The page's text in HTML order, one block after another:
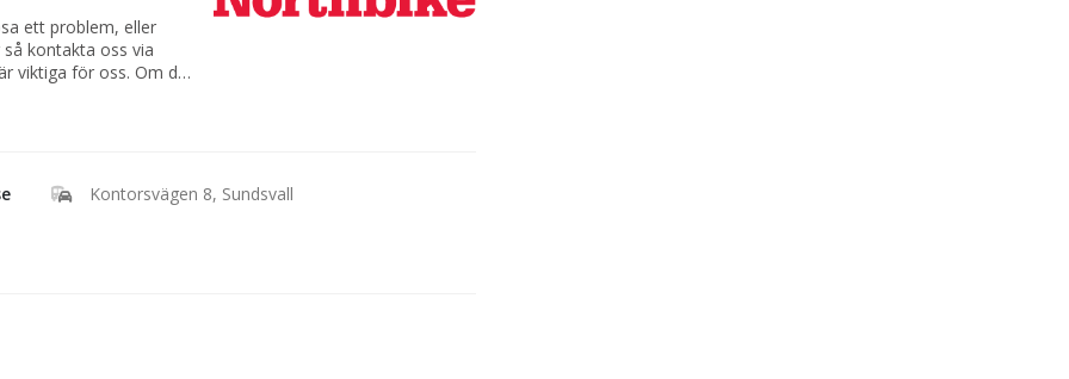
ett problem, eller
kontakta oss via
viktiga för oss. Om du
telefon eller e-post.
Kontorsvägen 8, Sundsvall